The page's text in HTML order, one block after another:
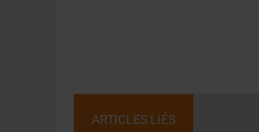
ARTICLES LIÉS